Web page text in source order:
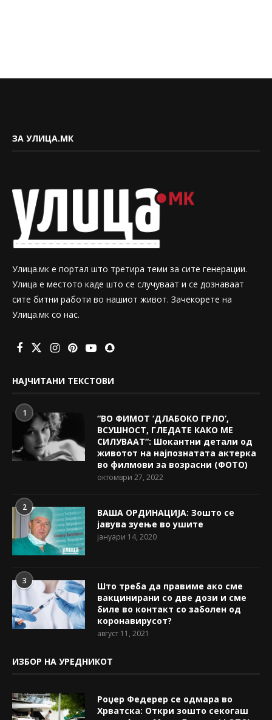
ЗА УЛИЦА.МК
Улица.мк е портал што третира теми за сите генерации.
Улица е местото каде што се случуваат и се дознаваат
сите битни работи во нашиот живот. Зачекорете на
Улица.мк со нас.
НАЈЧИТАНИ ТЕКСТОВИ
1
“ВО ФИМОТ ‘ДЛАБОКО ГРЛО’,
ВСУШНОСТ, ГЛЕДАТЕ КАКО МЕ
СИЛУВААТ“: Шокантни детали од
животот на најпознатата актерка
во филмови за возрасни (ФОТО)
октомври 27, 2022
2
ВАША ОРДИНАЦИЈА: Зошто се
јавува зуење во ушите
јануари 14, 2020
3
Што треба да правиме ако сме
вакцинирани со две дози и сме
биле во контакт со заболен од
коронавирусот?
август 11, 2021
ИЗБОР НА УРЕДНИКОТ
Роџер Федерер се одмара во
Хрватска: Откри зошто секогаш